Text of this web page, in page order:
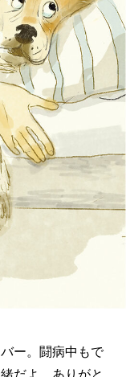
ー。闘病中もで
だよ、ありがと